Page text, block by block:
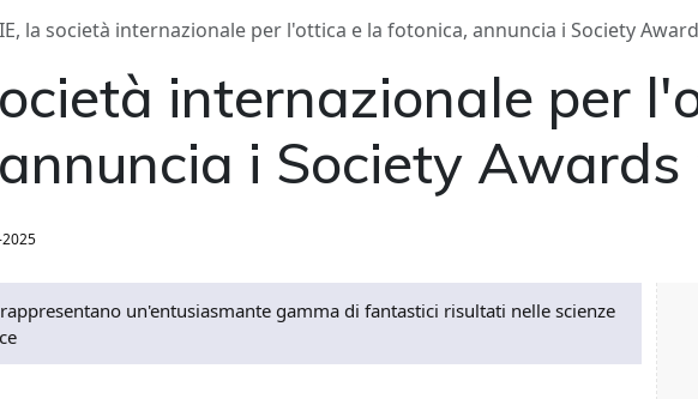
la società internazionale per l'ottica e la fotonica, annuncia i Society
internazionale per
i Society
un'entusiasmante gamma di fantastici risultati nelle scienze